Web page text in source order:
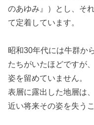
のあゆみ』）とし、そ
て定着しています。
昭和30年代には牛群か
たちがいたほどですが
姿を留めていません。
表層に露出した地層は
近い将来その姿を失う